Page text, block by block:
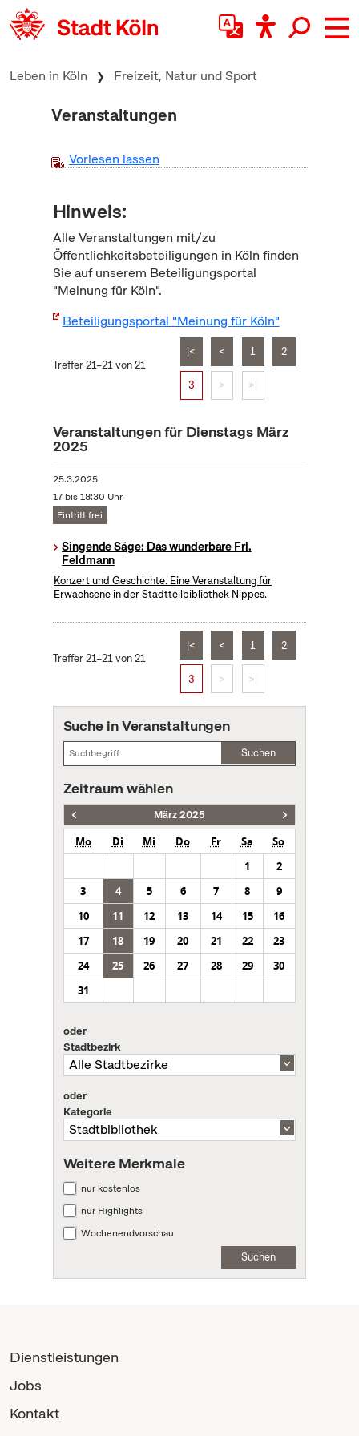
zum Inhalt springen
Leben in Köln Freizeit, Natur und Sport
Veranstaltungen
Vorlesen lassen
Hinweis:
Alle Veranstaltungen mit/zu
Öffentlichkeitsbeteiligungen in Köln finden
Sie auf unserem Beteiligungsportal
"Meinung für Köln".
Beteiligungsportal "Meinung für Köln"
Treffer 21–21 von 21
|< < 1 2
3 > >|
Veranstaltungen für Dienstags März
2025
25.3.2025
17 bis 18:30 Uhr
Eintritt frei
Singende Säge: Das wunderbare Frl.
Feldmann
Konzert und Geschichte. Eine Veranstaltung für
Erwachsene in der Stadtteilbibliothek Nippes.
Treffer 21–21 von 21
|< < 1 2
3 > >|
Suche in Veranstaltungen
Suchen
Zeitraum wählen
März 2025
Mo Di Mi Do Fr Sa
So
1
2
3
4 5 6 7 8
9
10
11 12 13 14 15
16
17
18 19 20 21 22
23
24
25 26 27 28 29
30
31
oder
Stadtbezirk
oder
Kategorie
Weitere Merkmale
nur kostenlos
nur Highlights
Wochenendvorschau
Suchen
Dienstleistungen
Jobs
Kontakt